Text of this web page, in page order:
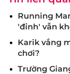
Running
'đỉnh' vẫn
Karik vắng
chơi?
Trường